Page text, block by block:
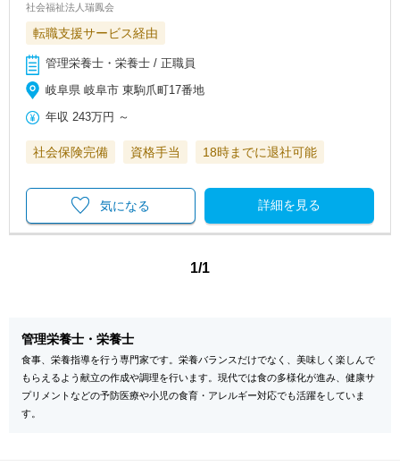
社会福祉法人瑞鳳会
転職支援サービス経由
管理栄養士・栄養士 / 正職員
岐阜県 岐阜市 東駒爪町17番地
年収 243万円 ～
社会保険完備 資格手当 18時までに退社可能
詳細を見る
気になる
1/1
管理栄養士・栄養士
食事、栄養指導を行う専門家です。栄養バランスだけでなく、美味しく楽しんで
もらえるよう献立の作成や調理を行います。現代では食の多様化が進み、健康サ
プリメントなどの予防医療や小児の食育・アレルギー対応でも活躍をしていま
す。